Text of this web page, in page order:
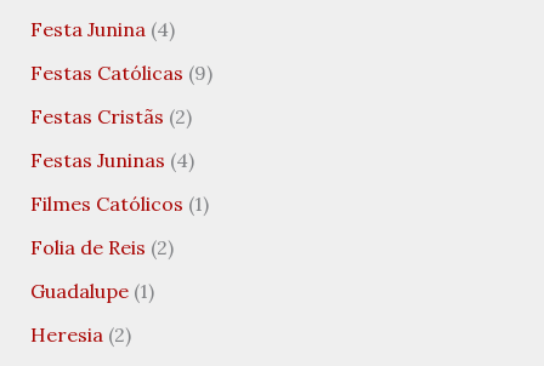
Festa Junina(4)
Festas Católicas (9)
Festas Cristãs (2)
Festas Juninas (4)
Filmes Católicos (1)
Folia de Reis (2)
Guadalupe(1)
Heresia(2)